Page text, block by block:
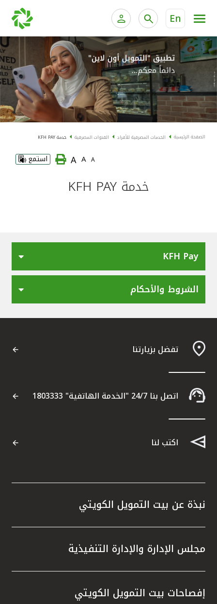
En
الخدمات المصرفية الإلكترونية للأفراد
الخدمات المصرفية الإلكترونية للشركات
خدمة "بيتك" للتداول الإلكتروني
الخدمات المصرفية للأفراد الخدمات المالية الخاصة
الحسابات المصرفية
البطاقات
أدوات وخدمات
خدمات ما بعد البيع
مواقع الفروع وأجهزة الصرف الآلي
تركيا
الصفحة الرئيسية الخدمات المصرفية للأفراد القنوات المصرفية خدمة KFH PAY
A
A
A استمع
خدمة KFH PAY
KFH Pay
الشروط والأحكام
تفضل بزيارتنا
اتصل بنا 24/7 "الخدمة الهاتفية" 1803333
اكتب لنا
نبذة عن بيت التمويل الكويتي
مجلس الإدارة والإدارة التنفيذية
إفصاحات بيت التمويل الكويتي